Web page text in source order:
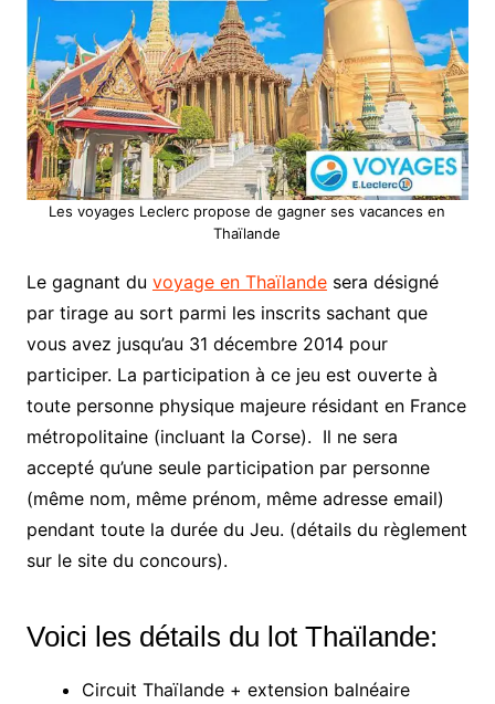
Les voyages Leclerc propose de gagner ses vacances en
Thaïlande
Le gagnant du voyage en Thaïlandesera désigné
par tirage au sort parmi les inscrits sachant que
vous avez jusqu’au 31 décembre 2014 pour
participer. La participation à ce jeu est ouverte à
toute personne physique majeure résidant en France
métropolitaine (incluant la Corse). Il ne sera
accepté qu’une seule participation par personne
(même nom, même prénom, même adresse email)
pendant toute la durée du Jeu. (détails du règlement
sur le site du concours).
Voici les détails du lot Thaïlande:
Circuit Thaïlande + extension balnéaire